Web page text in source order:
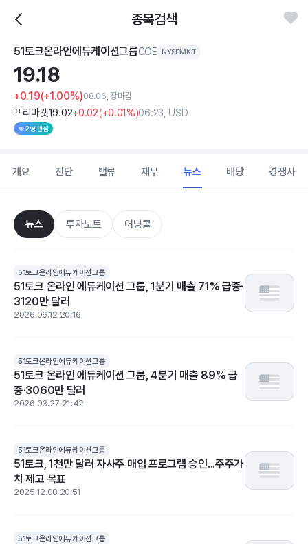
종목검색
51토크온라인에듀케이션그룹COE NYSEMKT
19.18
+0.19(+1.00%)08.06, 장마감
프리마켓19.02+0.02(+0.01%)06:23, USD
2명 관심
개요 진단 밸류 재무 뉴스 배당 경쟁사
뉴스 투자노트 어닝콜
51토크온라인에듀케이션그룹
51토크 온라인 에듀케이션 그룹, 1분기 매출 71% 급증·
3120만 달러
2026.06.12 20:16
51토크온라인에듀케이션그룹
51토크 온라인 에듀케이션 그룹, 4분기 매출 89% 급
증·3060만 달러
2026.03.27 21:42
51토크온라인에듀케이션그룹
51토크, 1천만 달러 자사주 매입 프로그램 승인...주주가
치 제고 목표
2025.12.08 20:51
51토크온라인에듀케이션그룹